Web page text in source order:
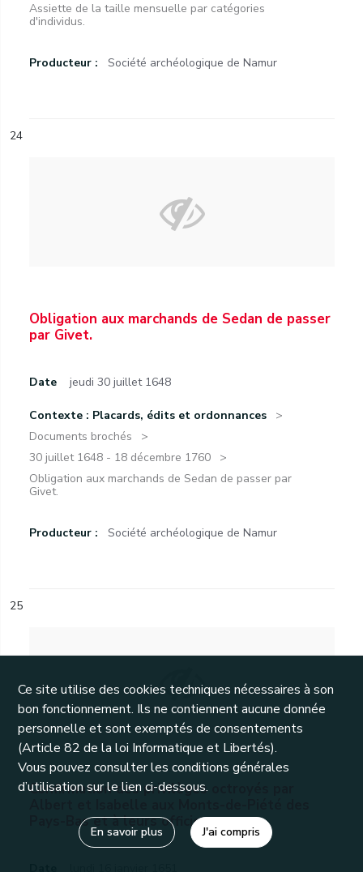
Assiette de la taille mensuelle par catégories
d'individus.
Producteur : Société archéologique de Namur
24
Obligation aux marchands de Sedan de passer
par Givet.
Date jeudi 30 juillet 1648
Contexte : Placards, édits et ordonnances
Documents brochés
30 juillet 1648 - 18 décembre 1760
Obligation aux marchands de Sedan de passer par
Givet.
Producteur : Société archéologique de Namur
25
Confirmation des privilèges octroyés par
Pays-Bas et à leurs officiers.
Ce site utilise des cookies techniques nécessaires à son
bon fonctionnement. Ils ne contiennent aucune donnée
personnelle et sont exemptés de consentements
(Article 82 de la loi Informatique et Libertés).
Vous pouvez consulter les conditions générales
d’utilisation sur le lien ci-dessous.
En savoir plus J'ai compris